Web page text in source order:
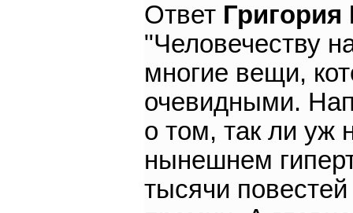
Ответ
"Человечеству
многие вещи,
очевидными.
о том, так ли уж
нынешнем
тысячи